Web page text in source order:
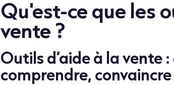
Qu'est-ce que les
vente ?
Outils d’aide à la vente
comprendre,